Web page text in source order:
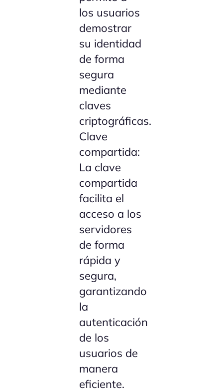
los usuarios
demostrar
su identidad
de forma
segura
mediante
claves
criptográficas.
Clave
compartida:
La clave
compartida
facilita el
acceso a los
servidores
de forma
rápida y
segura,
garantizando
la
autenticación
de los
usuarios de
manera
eficiente.